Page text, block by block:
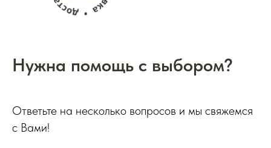
Нужна помощь с выбором?
Ответьте на несколько вопросов и мы свяжемся
с Вами!